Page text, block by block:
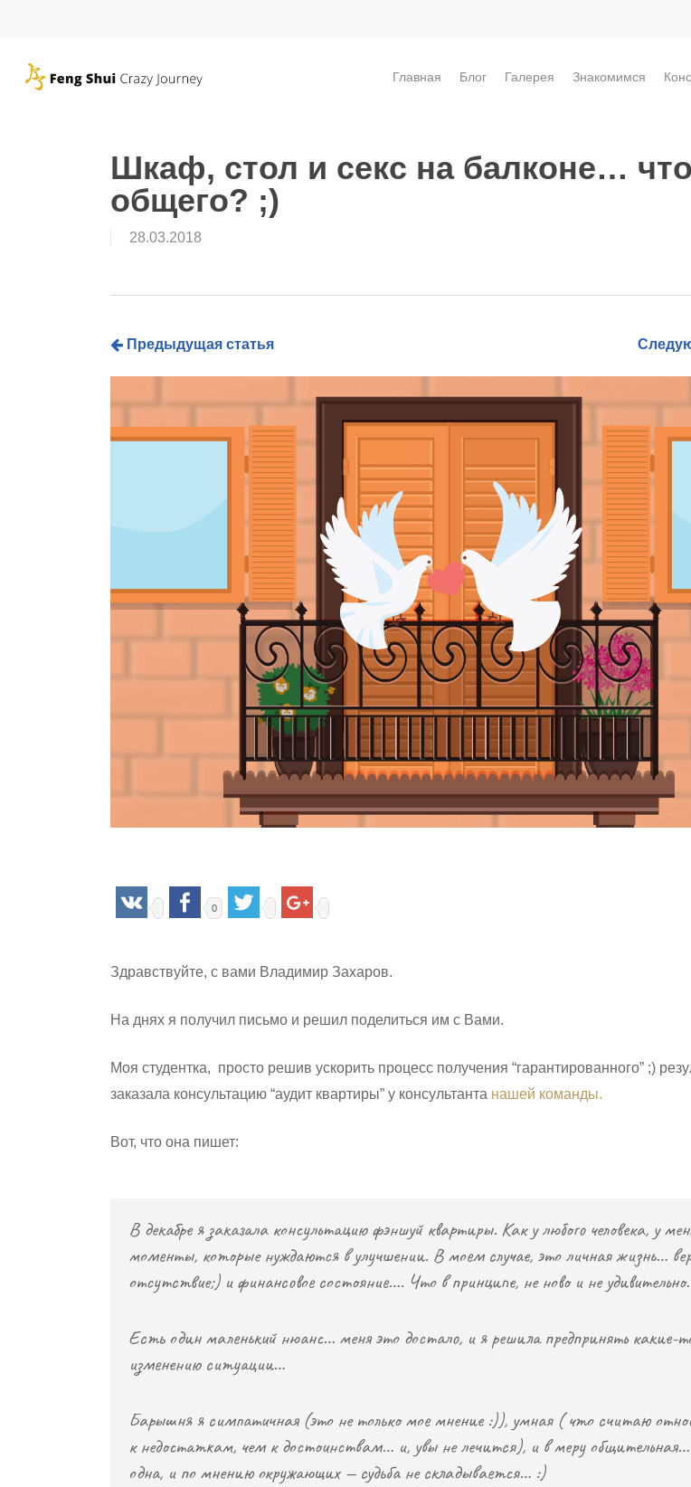
main
content
Hit enter to search or ESC to close
Главная Блог Галерея Знакомимся
Шкаф, стол и секс на балконе… что
общего? ;)
28.03.2018
Предыдущая статья
0
Здравствуйте, с вами Владимир Захаров.
На днях я получил письмо и решил поделиться им с Вами.
Моя студентка, просто решив ускорить процесс получения “гарантированного” ;)
заказала консультацию “аудит квартиры” у консультанта нашей команды.
Вот, что она пишет:
В декабре я заказала консультацию фэншуй квартиры. Как у любого человека, у
моменты, которые нуждаются в улучшении. В моем случае, это личная жизнь…
отсутствие;) и финансовое состояние…. Что в принципе, не ново и не
Есть один маленький нюанс… меня это достало, и я решила предпринять какие-
изменению ситуации…
Барышня я симпатичная (это не только мое мнение :)), умная ( что считаю
к недостаткам, чем к достоинствам… и, увы не лечится), и в меру
одна, и по мнению окружающих — судьба не складывается… :)